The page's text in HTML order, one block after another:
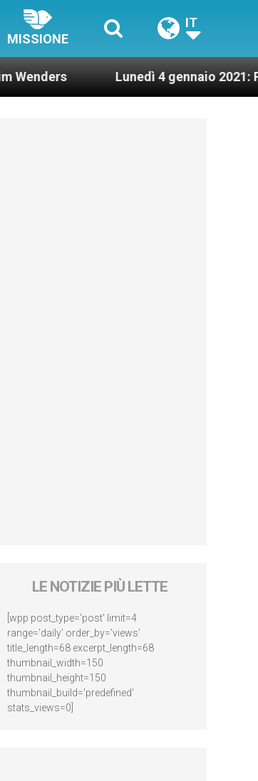
MISSIONE
IT
Lunedì 4 gennaio 2021: Possesso
LE NOTIZIE PIÙ LETTE
[wpp post_type='post' limit=4
range='daily' order_by='views'
title_length=68 excerpt_length=68
thumbnail_width=150
thumbnail_height=150
thumbnail_build='predefined'
stats_views=0]